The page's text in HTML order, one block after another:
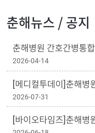
춘해뉴스 / 공지
춘해병원 간호간병통
2026-04-14
2026-07-31